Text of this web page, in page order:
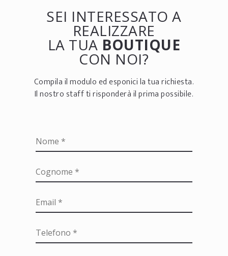
SEI INTERESSATO A
REALIZZARE
LA TUA BOUTIQUE
CON NOI?
Compila il modulo ed esponici la tua richiesta.
Il nostro staff ti risponderà il prima possibile.